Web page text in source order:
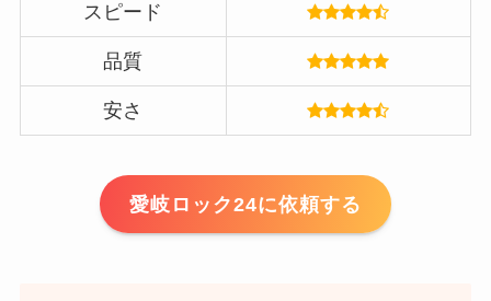
スピード
品質
安さ
愛岐ロック24に依頼する